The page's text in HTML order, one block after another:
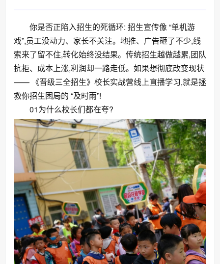
你是否正陷入招生的死循环: 招生宣传像 “单机游
戏”,员工没动力、家长不关注。地推、广告砸了不少,线
索来了留不住,转化始终没结果。传统招生越做越累,团队
抗拒、成本上涨,利润却一路走低。如果想彻底改变现状
—— 《晋级三全招生》校长实战营线上直播学习,就是拯
救你招生困局的 “及时雨”!
01为什么校长们都在夸?